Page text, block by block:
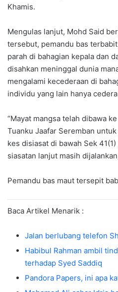
Khamis.
Mengulas lanjut, Mohd Said
tersebut, pemandu bas
parah di bahagian kepala dan
disahkan meninggal dunia
mengalami kecederaan di
individu yang lain hanya
“Mayat mangsa telah dibawa
Tuanku Jaafar Seremban
kes disiasat di bawah Sek
siasatan lanjut masih
Pemandu bas maut tersepit
Baca Artikel Menarik :
Jalan berlubang telefon
Habibul Rahman ambil
terhadap Syed Saddiq
Pandora Papers, ini apa